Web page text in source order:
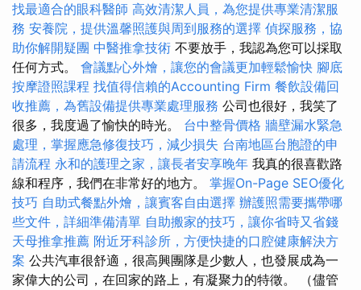
找最適合的眼科醫師 高效清潔人員，為您提供專業清潔服
務 安養院，提供溫馨照護與周到服務的選擇 偵探服務，協
助你解開疑團 中醫推拿技術 不要放手，我認為您可以採取
任何方式。 會議點心外燴，讓您的會議更加輕鬆愉快 腳底
按摩證照課程 找值得信賴的Accounting Firm 餐飲設備回
收推薦，為舊設備提供專業處理服務 公司也很好，我笑了
很多，我度過了愉快的時光。 台中整骨價格 牆壁漏水緊急
處理，掌握應急修復技巧，減少損失 台南地區台胞證的申
請流程 永和的護理之家，讓長者安享晚年 我真的很喜歡路
線和程序，我們在非常好的地方。 掌握On-Page SEO優化
技巧 自助式餐點外燴，讓賓客自由選擇 辦護照需要攜帶哪
些文件，詳細準備清單 自助搬家的技巧，讓你省時又省錢
天母推拿推薦 附近牙科診所，方便快捷的口腔健康解決方
案 公共汽車很舒適，很高興團隊是少數人，也發展成為一
家偉大的公司，在回家的路上，有凝聚力的特徵。 （儘管